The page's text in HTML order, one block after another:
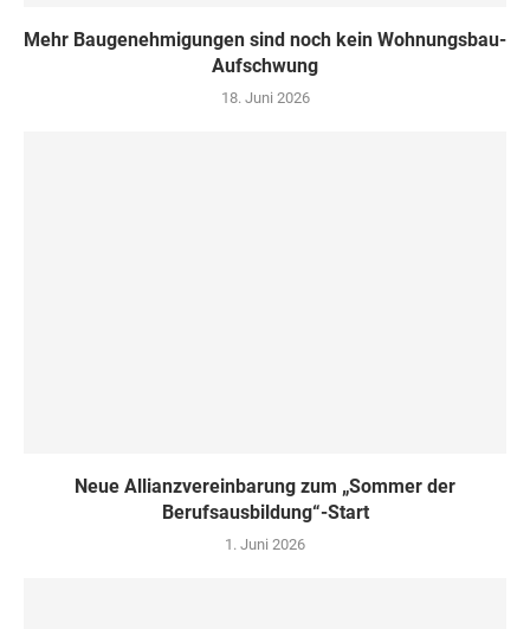
Mehr Baugenehmigungen sind noch kein Wohnungsbau-
Aufschwung
18. Juni 2026
Neue Allianzvereinbarung zum „Sommer der
Berufsausbildung“-Start
1. Juni 2026